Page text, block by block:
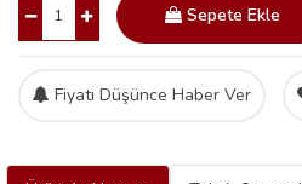
Sepete Ekle
Fiyatı Düşünce Haber Ver